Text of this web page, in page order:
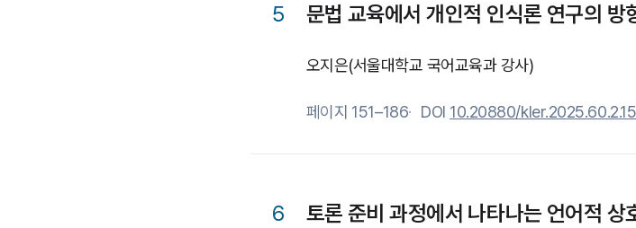
5 문법 교육에서 개인적 인식론 연구의 방
오지은(서울대학교 국어교육과 강사)
페이지 151–186 DOI 10.20880/
6 토론 준비 과정에서 나타나는 언어적